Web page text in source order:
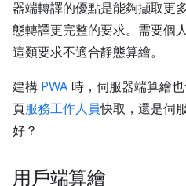
器端轉譯的優點是能夠擷取更
態轉譯更完整的要求。需要個
這類要求不適合靜態算繪。
建構 PWA 時，伺服器端算繪
頁服務工作人員快取，還是伺
好？
用戶端算繪